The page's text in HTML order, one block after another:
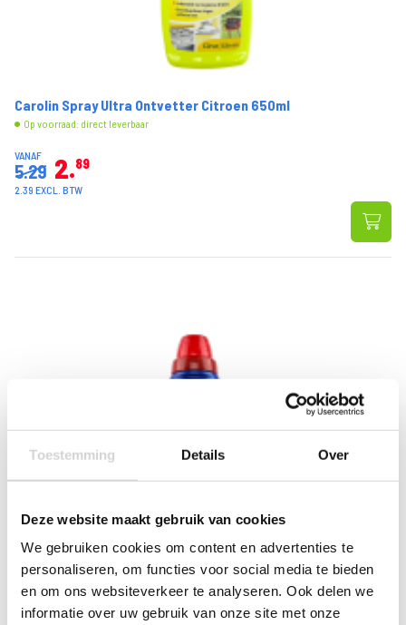
Toestemming Details Over
Deze website maakt gebruik van cookies
We gebruiken cookies om content en advertenties te
personaliseren, om functies voor social media te bieden
en om ons websiteverkeer te analyseren. Ook delen we
informatie over uw gebruik van onze site met onze
Carolin Spray Ultra Ontvetter Citroen 650ml
Op voorraad: direct leverbaar
VANAF
5.29 2 89
2.39 EXCL. BTW